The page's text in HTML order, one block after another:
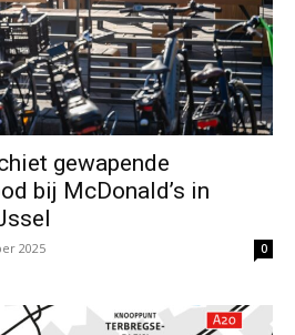
gewapende
bij McDonald’s in
2025 0